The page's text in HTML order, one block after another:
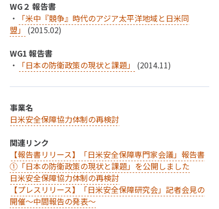
WG２ 報告書
・
「米中『競争』時代のアジア太平洋地域と日米同
盟」
(2015.02)
WG1 報告書
・
「日本の防衛政策の現状と課題」 (2014.11)
事業名
日米安全保障協力体制の再検討
関連リンク
【報告書リリース】「日米安全保障専門家会議」報告書
①「日本の防衛政策の現状と課題」を公開しました
日米安全保障協力体制の再検討
【プレスリリース】「日米安全保障研究会」記者会見の
開催～中間報告の発表～